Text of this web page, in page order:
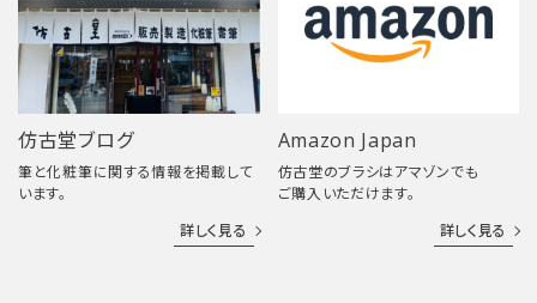
仿古堂ブログ
筆と化粧筆に関する情報を掲載して
います。
詳しく見る
Amazon Japan
仿古堂のブラシはアマゾンでも
ご購入いただけます。
詳しく見る